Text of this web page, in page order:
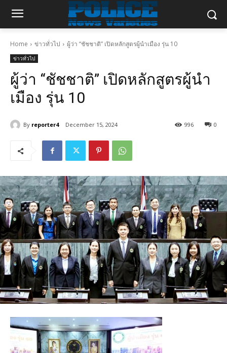
Home ข่าวทั่วไป ผู้ว่า “ชัชชาติ” เปิดหลักสูตรผู้นำเมือง รุ่น 10
ข่าวทั่วไป
ผู้ว่า “ชัชชาติ” เปิดหลักสูตรผู้นำ
เมือง รุ่น 10
By reporter4 December 15, 2024 0
996